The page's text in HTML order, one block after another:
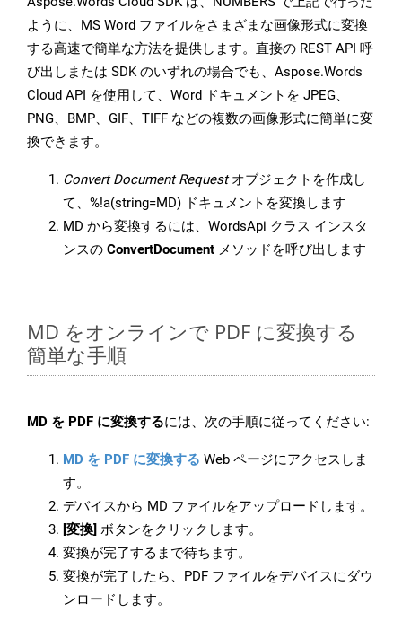
ように、MS Word ファイルをさまざまな画像形式に変換
する高速で簡単な方法を提供します。直接の REST API 呼
び出しまたは SDK のいずれの場合でも、Aspose.Words
Cloud API を使用して、Word ドキュメントを JPEG、
PNG、BMP、GIF、TIFF などの複数の画像形式に簡単に変
換できます。
Convert Document Requestオブジェクトを作成し
て、%!a(string=MD) ドキュメントを変換します
MD から変換するには、WordsApi クラス インスタ
ンスの ConvertDocument メソッドを呼び出します
MD をオンラインで PDF に変換する
簡単な手順
MD を PDF に変換するには、次の手順に従ってください:
MD を PDF に変換する Web ページにアクセスしま
す。
デバイスから MD ファイルをアップロードします。
[変換] ボタンをクリックします。
変換が完了するまで待ちます。
変換が完了したら、PDF ファイルをデバイスにダウ
ンロードします。